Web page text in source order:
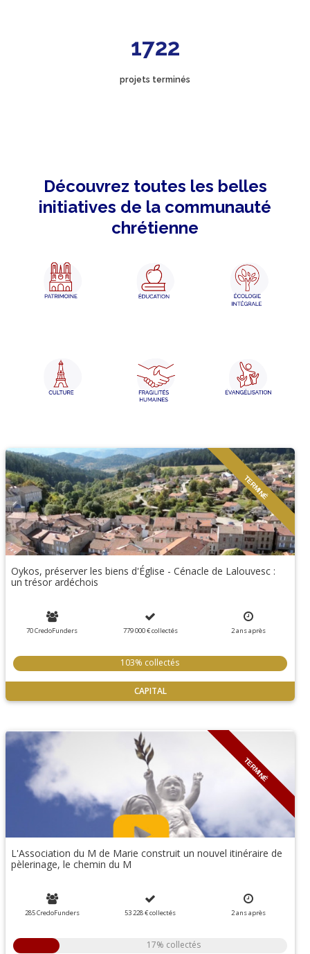
1722
projets terminés
Découvrez toutes les belles
initiatives de la communauté
chrétienne
TERMINÉ
Oykos, préserver les biens d'Église - Cénacle de Lalouvesc :
un trésor ardéchois
70 CredoFunders 779 000 €collectés 2ansaprès
103% collectés
CAPITAL
TERMINÉ
L'Association du M de Marie construit un nouvel itinéraire de
pèlerinage, le chemin du M
285 CredoFunders 53 228 €collectés 2ansaprès
17% collectés